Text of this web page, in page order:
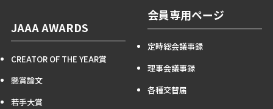
JAAA AWARDS
CREATOR OF THE YEAR賞
懸賞論文
若手大賞
会員専用ページ
定時総会議事録
理事会議事録
各種交替届